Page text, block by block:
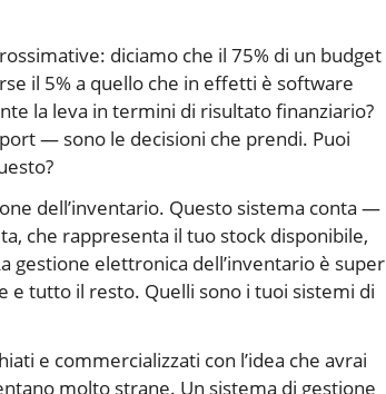
diciamo che il 75% di un budget
il 5% a quello che in effetti è software
la leva in termini di risultato finanziario?
— sono le decisioni che prendi. Puoi
dell’inventario. Questo sistema conta —
che rappresenta il tuo stock disponibile,
gestione elettronica dell’inventario è super
e tutto il resto. Quelli sono i tuoi sistemi di
e commercializzati con l’idea che avrai
molto strane. Un sistema di gestione